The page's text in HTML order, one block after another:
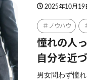
2025年10月19
ノウハウ
憧れの人
自分を近
男女問わず憧